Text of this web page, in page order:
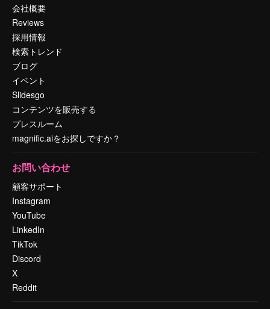
会社概要
Reviews
採用情報
検索トレンド
ブログ
イベント
Slidesgo
コンテンツを販売する
プレスルーム
magnific.aiをお探しですか？
お問い合わせ
顧客サポート
Instagram
YouTube
LinkedIn
TikTok
Discord
X
Reddit